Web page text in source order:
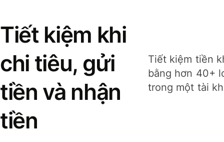
Tiết kiệm khi
chi tiêu, gửi
tiền và nhận
tiền
Tiết kiệm tiền
bằng hơn 40+
trong một tài